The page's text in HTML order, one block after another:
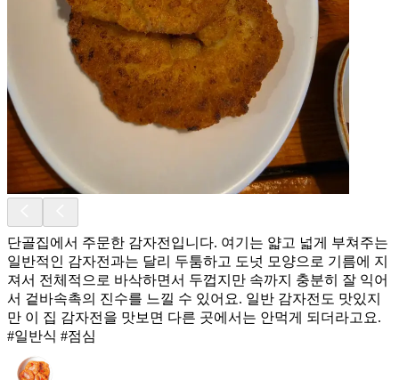
단골집에서 주문한 감자전입니다. 여기는 얇고 넓게 부쳐주는
일반적인 감자전과는 달리 두툼하고 도넛 모양으로 기름에 지
져서 전체적으로 바삭하면서 두껍지만 속까지 충분히 잘 익어
서 겉바속촉의 진수를 느낄 수 있어요. 일반 감자전도 맛있지
만 이 집 감자전을 맛보면 다른 곳에서는 안먹게 되더라고요.
#일반식 #점심